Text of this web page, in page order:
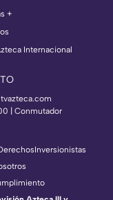
+
Internacional
| Conmutador
Inversionistas